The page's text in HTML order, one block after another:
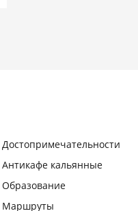
Достопримечательности
Антикафе кальянные
Образование
Маршруты